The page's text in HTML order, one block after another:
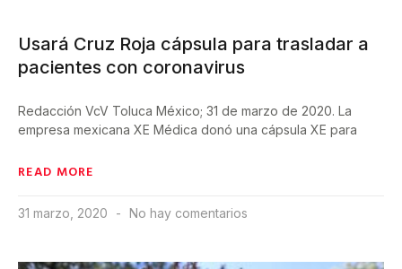
Usará Cruz Roja cápsula para trasladar a
pacientes con coronavirus
Redacción VcV Toluca México; 31 de marzo de 2020. La
empresa mexicana XE Médica donó una cápsula XE para
READ MORE
31 marzo, 2020 No hay comentarios